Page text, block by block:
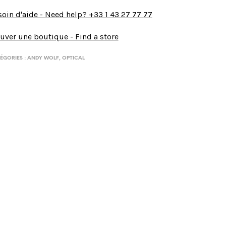
d'aide - Need help? +33 1 43 27 77 77
une boutique - Find a store
: ANDY WOLF, OPTICAL